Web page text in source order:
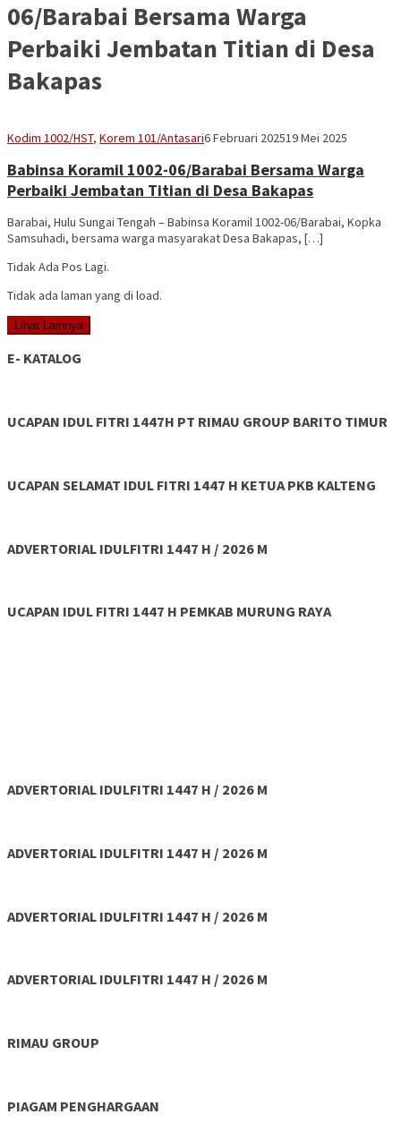
06/Barabai Bersama Warga
Perbaiki Jembatan Titian di Desa
Bakapas
Kodim 1002/HST, Korem 101/Antasariadminbrp
6 Februari 202519 Mei 2025
Babinsa Koramil 1002-06/Barabai Bersama Warga
Perbaiki Jembatan Titian di Desa Bakapas
Barabai, Hulu Sungai Tengah – Babinsa Koramil 1002-06/Barabai, Kopka
Samsuhadi, bersama warga masyarakat Desa Bakapas, […]
Tidak Ada Pos Lagi.
Tidak ada laman yang di load.
Lihat Lainnya
E- KATALOG
UCAPAN IDUL FITRI 1447H PT RIMAU GROUP BARITO TIMUR
UCAPAN SELAMAT IDUL FITRI 1447 H KETUA PKB KALTENG
ADVERTORIAL IDULFITRI 1447 H / 2026 M
UCAPAN IDUL FITRI 1447 H PEMKAB MURUNG RAYA
ADVERTORIAL IDULFITRI 1447 H / 2026 M
ADVERTORIAL IDULFITRI 1447 H / 2026 M
ADVERTORIAL IDULFITRI 1447 H / 2026 M
ADVERTORIAL IDULFITRI 1447 H / 2026 M
RIMAU GROUP
PIAGAM PENGHARGAAN